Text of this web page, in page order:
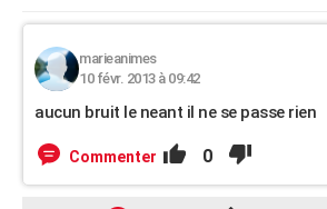
marieanimes
10 févr. 2013 à 09:42
aucun bruit le neant il ne se passe rien
Commenter 0